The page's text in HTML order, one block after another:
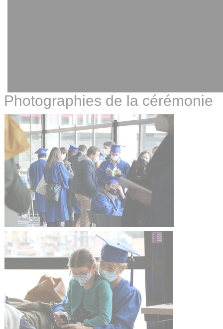
Photographies de la cérémonie